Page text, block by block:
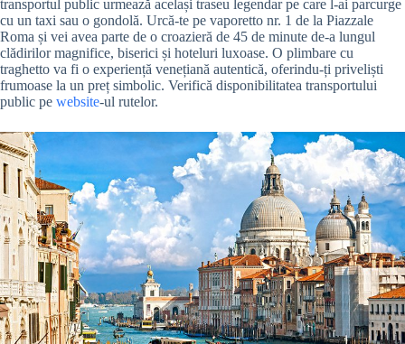
transportul public urmează același traseu legendar pe care l-ai parcurge
cu un taxi sau o gondolă. Urcă-te pe vaporetto nr. 1 de la Piazzale
Roma și vei avea parte de o croazieră de 45 de minute de-a lungul
clădirilor magnifice, biserici și hoteluri luxoase. O plimbare cu
traghetto va fi o experiență venețiană autentică, oferindu-ți priveliști
frumoase la un preț simbolic. Verifică disponibilitatea transportului
public pe website-ul rutelor.